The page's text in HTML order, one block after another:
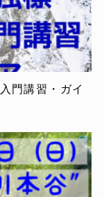
門講習・ガイ